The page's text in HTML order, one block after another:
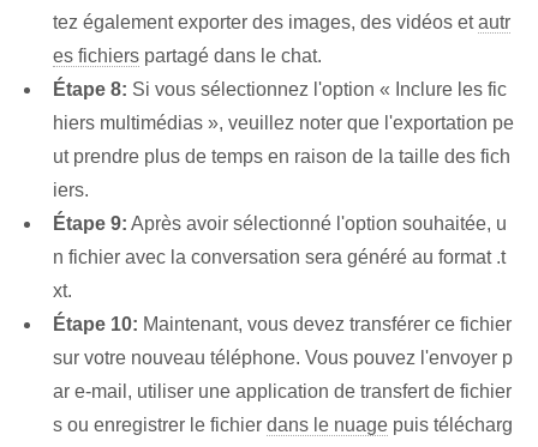
tez également exporter des images, des vidéos etautr
es fichiers partagé dans le chat.
Étape 8: Si vous sélectionnez l'option « Inclure les fic
hiers multimédias », veuillez noter que l'exportation pe
ut prendre plus de temps en raison de la taille des fich
iers.
Étape 9: Après avoir sélectionné l'option souhaitée, u
n fichier avec la conversation sera généré au format ⁣.t
xt.
Étape 10: Maintenant, vous devez transférer ce fichier⁢
sur votre nouveau téléphone. Vous pouvez l'envoyer p
ar e-mail, utiliser une application de transfert de fichier
s ou enregistrer le fichier dans le nuage puis télécharg